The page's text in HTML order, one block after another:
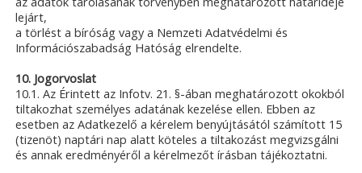
lejárt,
a törlést a bíróság vagy a Nemzeti Adatvédelmi és
Információszabadság Hatóság elrendelte.
10. Jogorvoslat
10.1. Az Érintett az Infotv. 21. §-ában meghatározott okokból
tiltakozhat személyes adatának kezelése ellen. Ebben az
esetben az Adatkezelő a kérelem benyújtásától számított 15
(tizenöt) naptári nap alatt köteles a tiltakozást megvizsgálni
és annak eredményéről a kérelmezőt írásban tájékoztatni.